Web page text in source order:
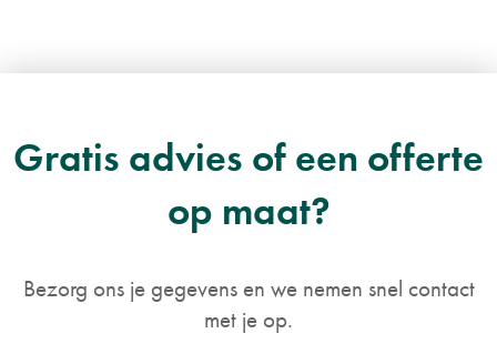
Gratis advies of een offerte
op maat?
Bezorg ons je gegevens en we nemen snel contact
met je op.